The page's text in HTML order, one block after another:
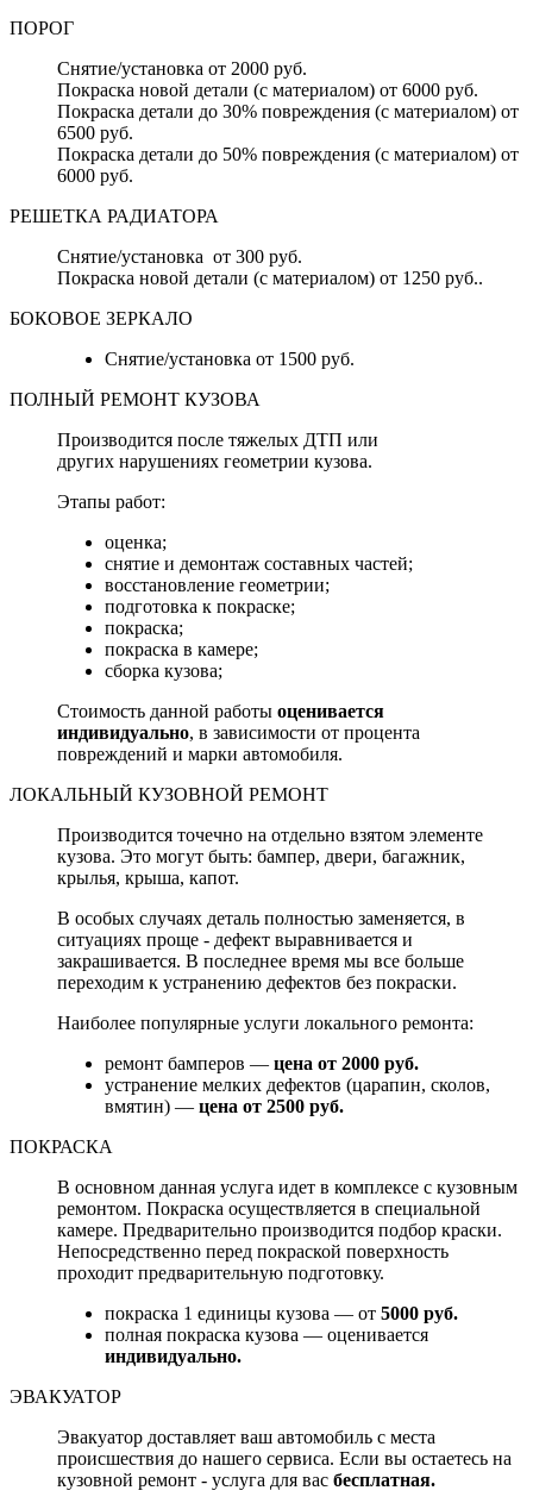
ПОРОГ
Снятие/установка от 2000 руб.
Покраска новой детали (с материалом) от 6000 руб.
Покраска детали до 30% повреждения (с материалом) от
6500 руб.
Покраска детали до 50% повреждения (с материалом) от
6000 руб.
РЕШЕТКА РАДИАТОРА
Снятие/установка от 300 руб.
Покраска новой детали (с материалом) от 1250 руб..
БОКОВОЕ ЗЕРКАЛО
Снятие/установка от 1500 руб.
ПОЛНЫЙ РЕМОНТ КУЗОВА
Производится после тяжелых ДТП или
других нарушениях геометрии кузова.
Этапы работ:
оценка;
снятие и демонтаж составных частей;
восстановление геометрии;
подготовка к покраске;
покраска;
покраска в камере;
сборка кузова;
Стоимость данной работы оценивается
индивидуально, в зависимости от процента
повреждений и марки автомобиля.
ЛОКАЛЬНЫЙ КУЗОВНОЙ РЕМОНТ
Производится точечно на отдельно взятом элементе
кузова. Это могут быть: бампер, двери, багажник,
крылья, крыша, капот.
В особых случаях деталь полностью заменяется, в
ситуациях проще - дефект выравнивается и
закрашивается. В последнее время мы все больше
переходим к устранению дефектов без покраски.
Наиболее популярные услуги локального ремонта:
ремонт бамперов — цена от 2000 руб.
устранение мелких дефектов (царапин, сколов,
вмятин) — цена от 2500 руб.
ПОКРАСКА
В основном данная услуга идет в комплексе с кузовным
ремонтом. Покраска осуществляется в специальной
камере. Предварительно производится подбор краски.
Непосредственно перед покраской поверхность
проходит предварительную подготовку.
покраска 1 единицы кузова — от 5000 руб.
полная покраска кузова — оценивается
индивидуально.
ЭВАКУАТОР
Эвакуатор доставляет ваш автомобиль с места
происшествия до нашего сервиса. Если вы остаетесь на
кузовной ремонт - услуга для вас бесплатная.